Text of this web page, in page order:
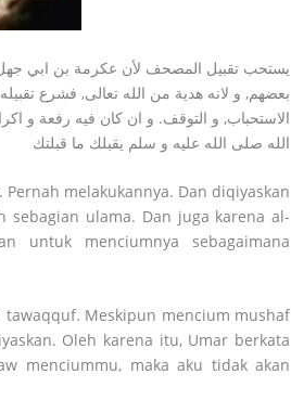
يستحب تقبيل المصحف لأن عكرمة بن ابي جهل
بعضهم, و لانه هدية من الله تعالى, فشرع
الاستحباب, و التوقف. و ان كان فيه رفعة و
الله صلى الله عليه و سلم يقبلك ما قبلتك
melakukannya. Dan diqiyaskan
sebagian ulama. Dan juga karena al-
untuk menciumnya sebagaimana
Meskipun mencium mushaf
Oleh karena itu, Umar berkata
menciummu, maka aku tidak akan